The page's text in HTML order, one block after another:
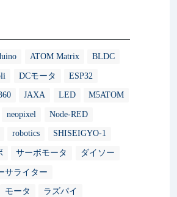
ATOM Matrix BLDC
DCモータ ESP32
JAXA LED M5ATOM
neopixel Node-RED
robotics SHISEIGYO-1
サーボモータ ダイソー
サライター
モータ ラズパイ